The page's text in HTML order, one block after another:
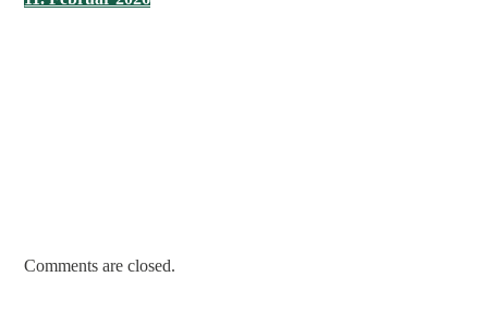
Comments are closed.